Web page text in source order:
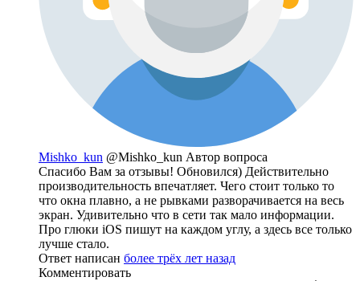
Mishko_kun @Mishko_kun Автор вопроса
Спасибо Вам за отзывы! Обновился) Действительно
производительность впечатляет. Чего стоит только то
что окна плавно, а не рывками разворачивается на весь
экран. Удивительно что в сети так мало информации.
Про глюки iOS пишут на каждом углу, а здесь все только
лучше стало.
Ответ написан более трёх лет назад
Комментировать